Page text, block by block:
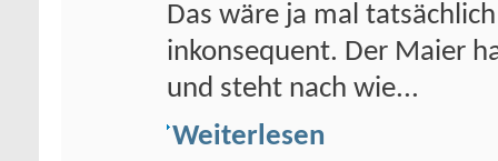
Das wäre ja mal
inkonsequent. Der Maier
und steht nach wie...
Weiterlesen